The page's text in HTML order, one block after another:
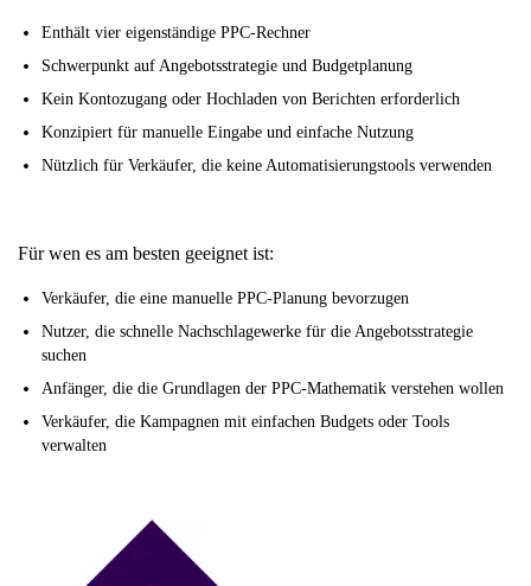
Enthält vier eigenständige PPC-Rechner
Schwerpunkt auf Angebotsstrategie und Budgetplanung
Kein Kontozugang oder Hochladen von Berichten erforderlich
Konzipiert für manuelle Eingabe und einfache Nutzung
Nützlich für Verkäufer, die keine Automatisierungstools verwenden
Für wen es am besten geeignet ist:
Verkäufer, die eine manuelle PPC-Planung bevorzugen
Nutzer, die schnelle Nachschlagewerke für die Angebotsstrategie
suchen
Anfänger, die die Grundlagen der PPC-Mathematik verstehen wollen
Verkäufer, die Kampagnen mit einfachen Budgets oder Tools
verwalten